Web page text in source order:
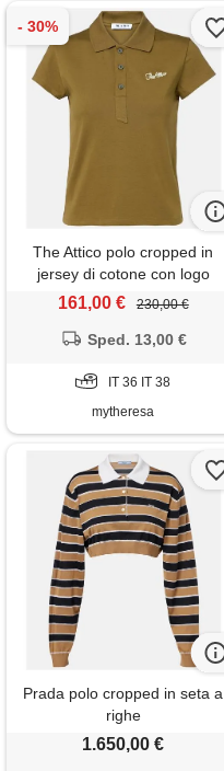
The Attico polo cropped in
jersey di cotone con logo
161,00 € 230,00 €
Sped. 13,00 €
IT 36 IT 38
mytheresa
Prada polo cropped in seta a
righe
1.650,00 €